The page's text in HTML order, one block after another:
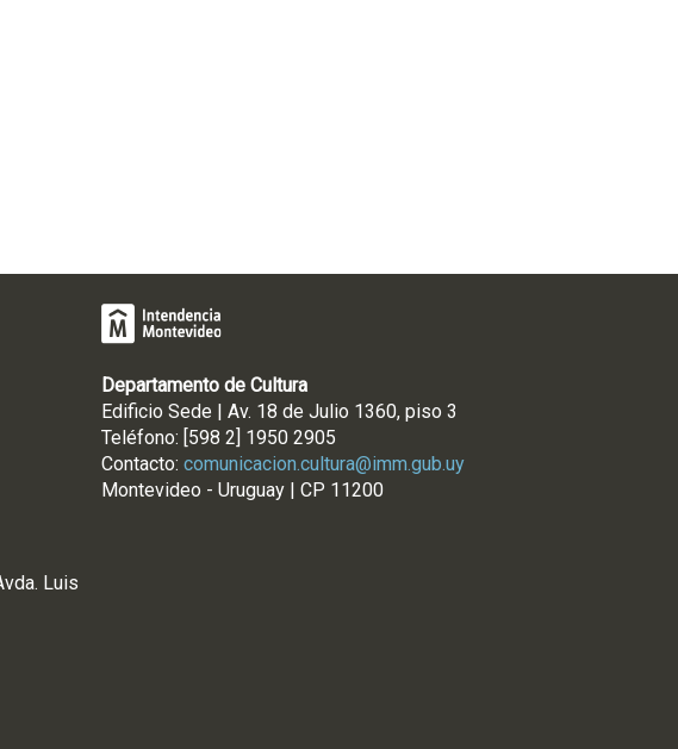
Luis
Departamento de Cultura
Edificio Sede | Av. 18 de Julio 1360, piso 3
Teléfono: [598 2] 1950 2905
Contacto: comunicacion.cultura@imm.gub.uy
Montevideo - Uruguay | CP 11200